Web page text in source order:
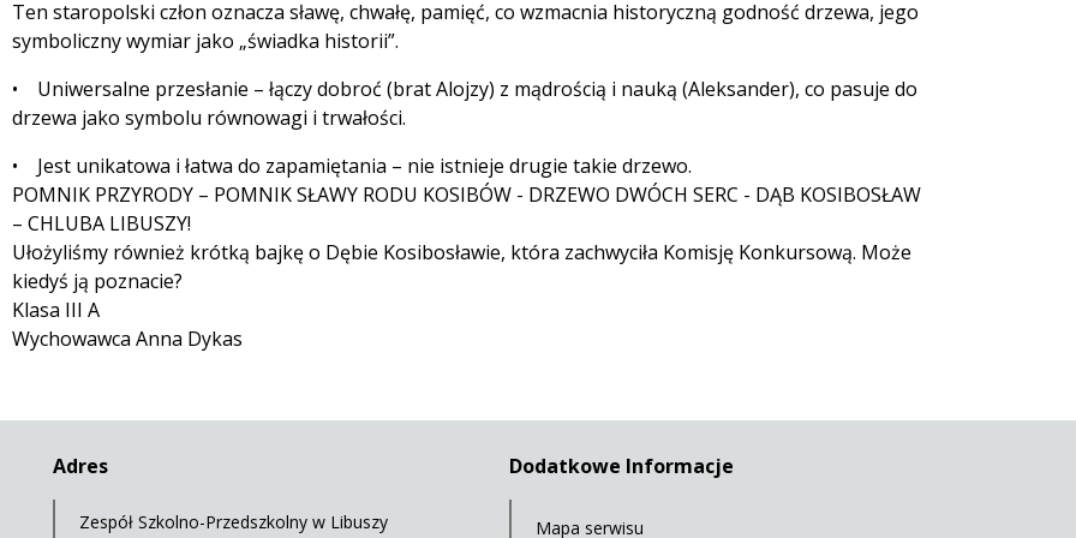
Ten staropolski człon oznacza sławę, chwałę, pamięć, co wzmacnia historyczną godność drzewa, jego
symboliczny wymiar jako „świadka historii”.
• Uniwersalne przesłanie – łączy dobroć (brat Alojzy) z mądrością i nauką (Aleksander), co pasuje do
drzewa jako symbolu równowagi i trwałości.
• Jest unikatowa i łatwa do zapamiętania – nie istnieje drugie takie drzewo.
POMNIK PRZYRODY – POMNIK SŁAWY RODU KOSIBÓW - DRZEWO DWÓCH SERC - DĄB KOSIBOSŁAW
– CHLUBA LIBUSZY!
Ułożyliśmy również krótką bajkę o Dębie Kosibosławie, która zachwyciła Komisję Konkursową. Może
kiedyś ją poznacie?
Klasa III A
Wychowawca Anna Dykas
Adres
Zespół Szkolno-Przedszkolny w Libuszy
Dodatkowe Informacje
Mapa serwisu